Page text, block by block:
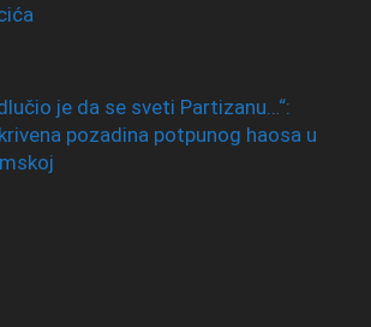
je da se sveti Partizanu…“:
pozadina potpunog haosa u